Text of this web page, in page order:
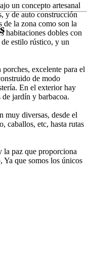
un concepto artesanal
y de auto construcción
de la zona como son la
habitaciones dobles con
estilo rústico, y un
excelente para el
de modo
En el exterior hay
jardín y barbacoa.
muy diversas, desde el
caballos, etc, hasta rutas
la paz que proporciona
Ya que somos los únicos